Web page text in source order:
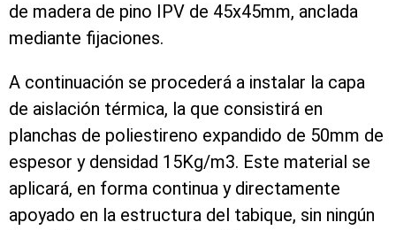
de madera de pino IPV de 45x45mm, anclada
mediante fijaciones.
A continuación se procederá a instalar la capa
de aislación térmica, la que consistirá en
planchas de poliestireno expandido de 50mm de
espesor y densidad 15Kg/m3. Este material se
aplicará, en forma continua y directamente
apoyado en la estructura del tabique, sin ningún